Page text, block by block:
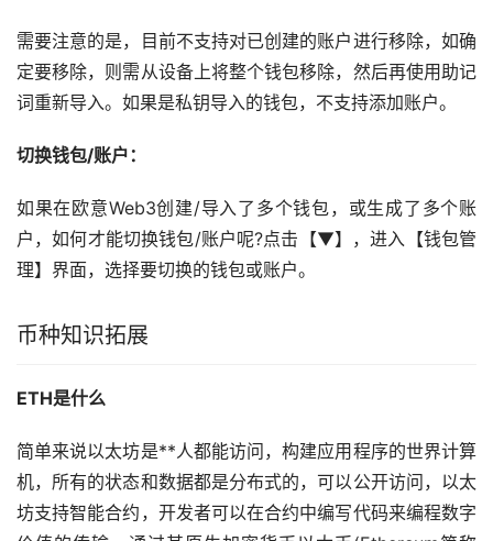
需要注意的是，目前不支持对已创建的账户进行移除，如确
定要移除，则需从设备上将整个钱包移除，然后再使用助记
词重新导入。如果是私钥导入的钱包，不支持添加账户。
切换钱包/账户：
如果在欧意Web3创建/导入了多个钱包，或生成了多个账
户，如何才能切换钱包/账户呢?点击【▼】，进入【钱包管
理】界面，选择要切换的钱包或账户。
币种知识拓展
ETH是什么
简单来说以太坊是**人都能访问，构建应用程序的世界计算
机，所有的状态和数据都是分布式的，可以公开访问，以太
坊支持智能合约，开发者可以在合约中编写代码来编程数字